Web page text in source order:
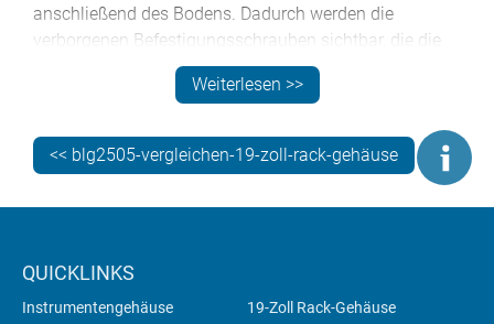
anschließend des Bodens. Dadurch werden die
verborgenen Befestigungsschrauben sichtbar, die die
Frontplatte an ihrem Platz halten. Sehen Sie sich das
Video auf der VERSAMET-Seite an, um eine
Weiterlesen >>
<< blg2505-vergleichen-19-zoll-rack-gehäuse
QUICKLINKS
Instrumentengehäuse
19-Zoll Rack-Gehäuse